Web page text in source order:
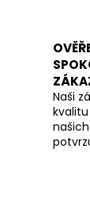
Naši